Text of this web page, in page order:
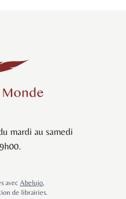
mardi au samedi
avec Abelujo,
de librairies.